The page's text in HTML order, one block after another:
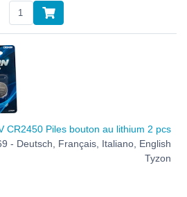
CR2450 Piles bouton au lithium 2 pcs
- Deutsch, Français, Italiano, English
Tyzon